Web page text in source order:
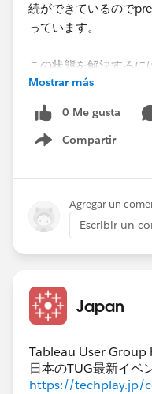
続ができているので
っています。
この状態を解決するに
何か対処法がございま
よろしくお願いします
Mostrar más
0 Me gusta
Compartir
Show menu
Agregar un
Escribir un
Japan
Tableau User
日本のTUG最新イベ
https://techplay.jp/